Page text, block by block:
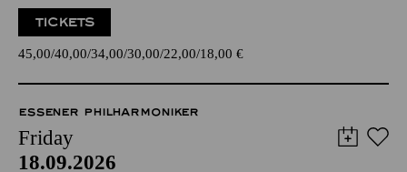
TICKETS
45,00 40,00 34,00 30,00 22,00 18,00 €
ESSENER PHILHARMONIKER
Friday
18.09.2026